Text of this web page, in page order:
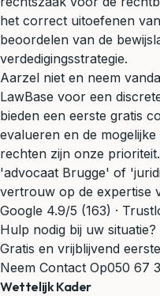
het correct uitoefenen
beoordelen van de
verdedigingsstrategie.
Aarzel niet en neem
LawBase voor een
bieden een eerste gratis
evalueren en de
rechten zijn onze
'advocaat Brugge' of
vertrouw op de expertise
Google 4.9/5 (163) ·
Hulp nodig bij uw situatie?
Gratis en vrijblijvend
Neem Contact Op050 67
Wettelijk Kader